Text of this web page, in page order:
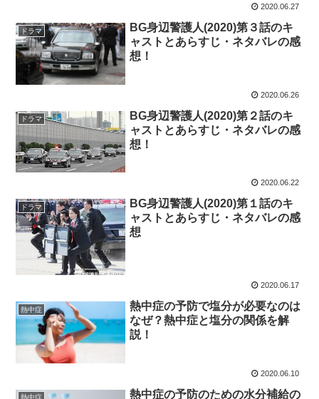
2020.06.27
ドラマ
BG身辺警護人(2020)第３話のキ
ャストとあらすじ・ネタバレの感
想！
2020.06.26
ドラマ
BG身辺警護人(2020)第２話のキ
ャストとあらすじ・ネタバレの感
想！
2020.06.22
ドラマ
BG身辺警護人(2020)第１話のキ
ャストとあらすじ・ネタバレの感
想
2020.06.17
熱中症
熱中症の予防で塩分が必要なのは
なぜ？熱中症と塩分の関係を解
説！
2020.06.10
熱中症の予防のための水分補給の